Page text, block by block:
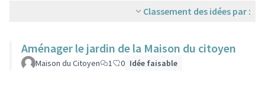
Classement des idées par :
Aménager le jardin de la Maison du citoyen
Maison du Citoyen 1 0 Idée faisable